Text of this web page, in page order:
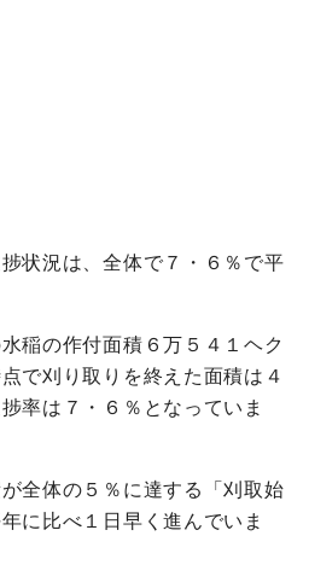
状況は、全体で７・６％で平
稲の作付面積６万５４１ヘク
で刈り取りを終えた面積は４
率は７・６％となっていま
全体の５％に達する「刈取始
に比べ１日早く進んでいま